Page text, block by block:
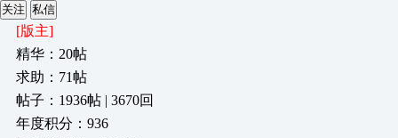
关注 私信
[版主]
精华：20帖
求助：71帖
帖子：1936帖 | 3670回
年度积分：936